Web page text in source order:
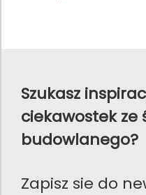
Szukasz
ciekawostek ze
budowlanego?
Zapisz sie do